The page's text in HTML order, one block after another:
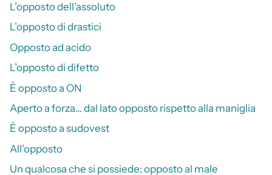
L’opposto dell’assoluto
L’opposto di drastici
Opposto ad acido
L’opposto di difetto
È opposto a ON
Aperto a forza… dal lato opposto rispetto alla maniglia
È opposto a sudovest
All’opposto
Un qualcosa che si possiede; opposto al male